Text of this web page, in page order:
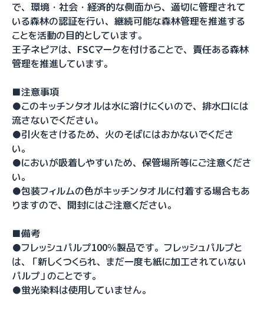
で、環境・社会・経済的な側面から、適切に管理されて
いる森林の認証を行い、継続可能な森林管理を推進する
ことを活動の目的としています。
王子ネピアは、FSCマークを付けることで、責任ある森林
管理を推進しています。
■注意事項
●このキッチンタオルは水に溶けにくいので、排水口には
流さないでください。
●引火をさけるため、火のそばにはおかないでくださ
い。
●においが吸着しやすいため、保管場所等にご注意くださ
い。
●包装フィルムの色がキッチンタオルに付着する場合もあ
りますので、開封にはご注意ください。
■備考
●フレッシュパルプ100%製品です。フレッシュパルプと
は、「新しくつくられ、まだ一度も紙に加工されていない
パルプ」のことです。
●蛍光染料は使用していません。